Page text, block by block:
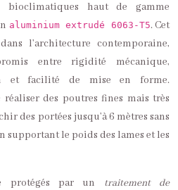
bioclimatiques haut de gamme
aluminium extrudé 6063‑T5. Cet
l’architecture contemporaine,
entre rigidité mécanique,
et facilité de mise en forme.
des poutres fines mais très
des portées jusqu’à 6 mètres sans
supportant le poids des lames et les
protégés par un traitement de